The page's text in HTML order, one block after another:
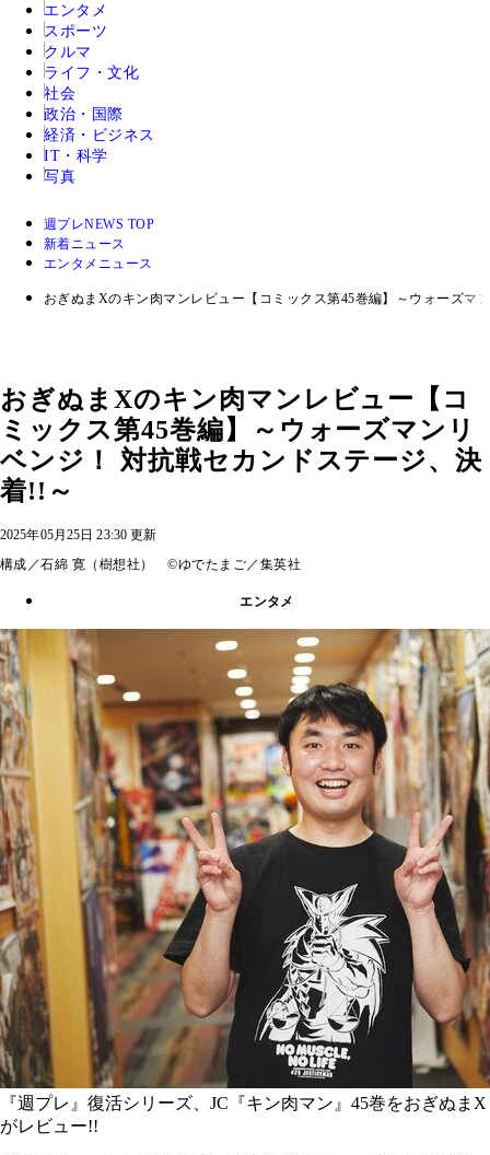
エンタメ
スポーツ
クルマ
ライフ・文化
社会
政治・国際
経済・ビジネス
IT・科学
写真
週プレNEWS TOP
新着ニュース
エンタメニュース
おぎぬまXのキン肉マンレビュー【コミックス第45巻編】～ウォーズマ
おぎぬまXのキン肉マンレビュー【コ
ミックス第45巻編】～ウォーズマンリ
ベンジ！ 対抗戦セカンドステージ、決
着!!～
2025年05月25日 23:30 更新
構成／石綿 寛（樹想社） ©ゆでたまご／集英社
エンタメ
『週プレ』復活シリーズ、JC『キン肉マン』45巻をおぎぬまX
がレビュー!!